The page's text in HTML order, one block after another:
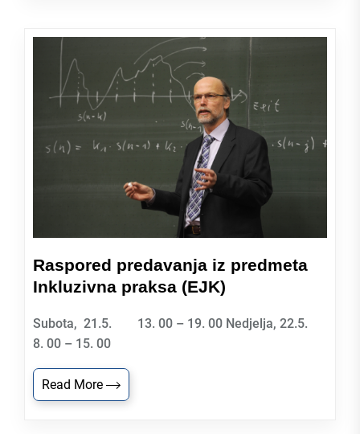
Raspored predavanja iz predmeta
Inkluzivna praksa (EJK)
Subota, 21.5. 13. 00 – 19. 00 Nedjelja, 22.5.
8. 00 – 15. 00
Read More